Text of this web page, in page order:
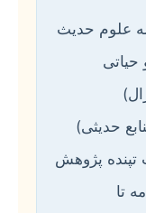
علوم حدیث
حدیثی)
تپنده پژوهش
تا